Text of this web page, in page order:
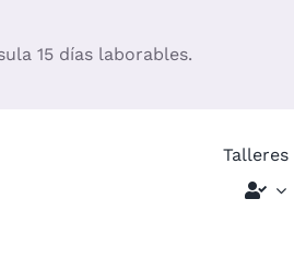
15 días laborables.
Talleres